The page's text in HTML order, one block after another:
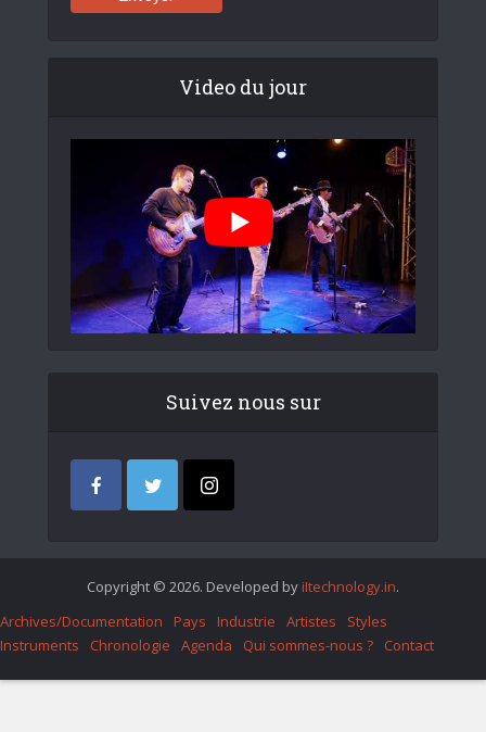
Video du jour
Suivez nous sur
Copyright © 2026. Developed by iItechnology.in.
Archives/Documentation
Pays Industrie Artistes
Styles
Instruments
Chronologie Agenda Qui sommes-nous ? Contact